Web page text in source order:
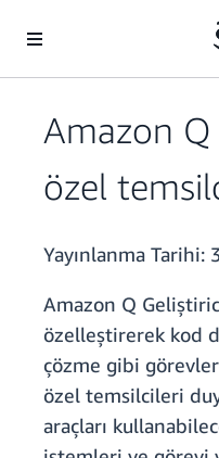
Amazon Q
özel
Yayınlanma Tarihi:
Amazon Q
özelleştirerek kod
çözme gibi
özel temsilcileri
araçları